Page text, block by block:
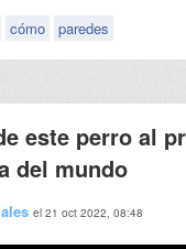
cómo paredes
este perro al
del mundo
el 21 oct 2022, 08:48